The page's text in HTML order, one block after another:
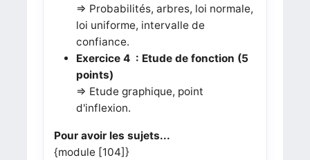
=> Probabilités, arbres, loi normale,
loi uniforme, intervalle de
confiance.
Exercice 4 : Etude de fonction (5
points)
=> Etude graphique, point
d'inflexion.
Pour avoir les sujets...
{module [104]}